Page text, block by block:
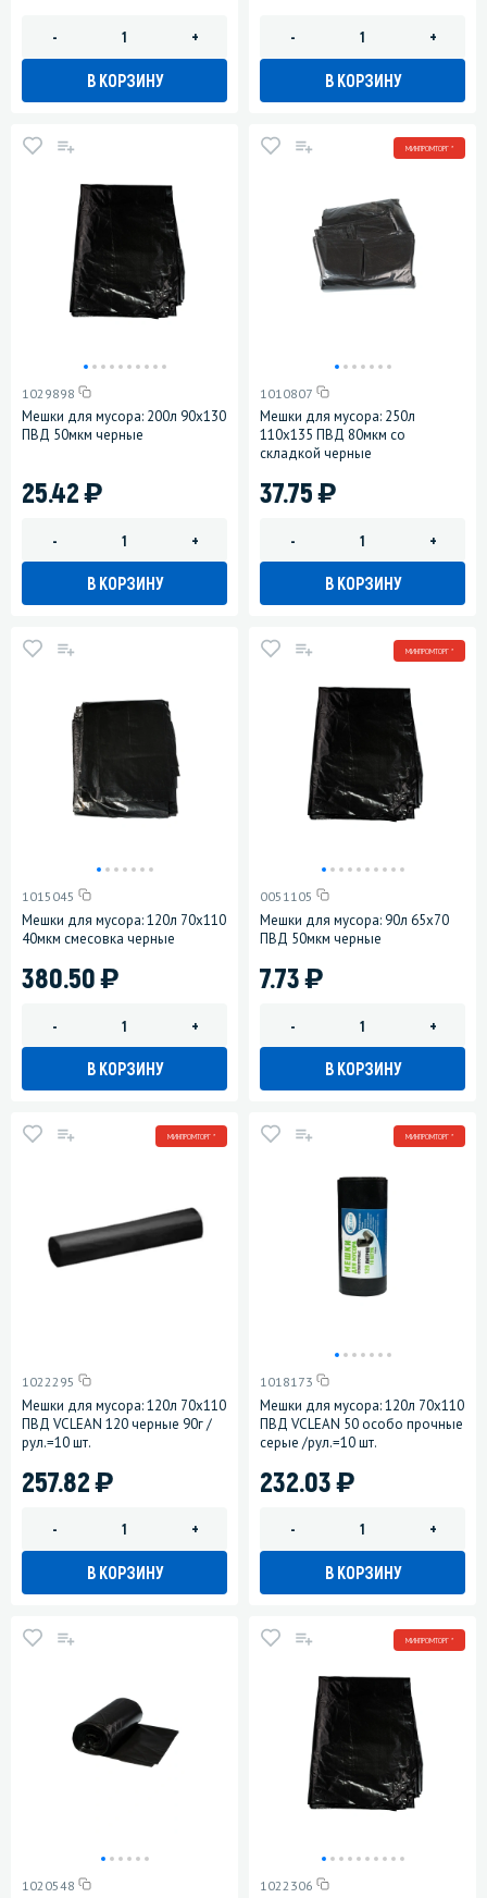
- +
В КОРЗИНУ
- +
В КОРЗИНУ
1029898
Мешки для мусора: 200л 90х130
ПВД 50мкм черные
25.42)
- +
В КОРЗИНУ
МИНПРОМТОРГ *
1010807
Мешки для мусора: 250л
110х135 ПВД 80мкм со
складкой черные
37.75)
- +
В КОРЗИНУ
1015045
Мешки для мусора: 120л 70х110
40мкм смесовка черные
380.50)
- +
В КОРЗИНУ
МИНПРОМТОРГ *
0051105
Мешки для мусора: 90л 65х70
ПВД 50мкм черные
7.73)
- +
В КОРЗИНУ
МИНПРОМТОРГ *
1022295
Мешки для мусора: 120л 70х110
ПВД VCLEAN 120 черные 90г /
рул.=10 шт.
257.82)
- +
В КОРЗИНУ
МИНПРОМТОРГ *
1018173
Мешки для мусора: 120л 70х110
ПВД VCLEAN 50 особо прочные
серые /рул.=10 шт.
232.03)
- +
В КОРЗИНУ
1020548
МИНПРОМТОРГ *
1022306